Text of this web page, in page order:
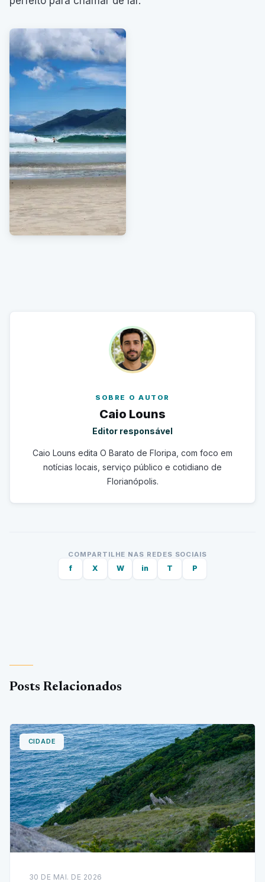
SOBRE O AUTOR
Caio Louns
Editor responsável
Caio Louns edita O Barato de Floripa, com foco em
notícias locais, serviço público e cotidiano de
Florianópolis.
COMPARTILHE NAS REDES SOCIAIS
f X W in T P
Posts Relacionados
CIDADE
30 DE MAI. DE 2026